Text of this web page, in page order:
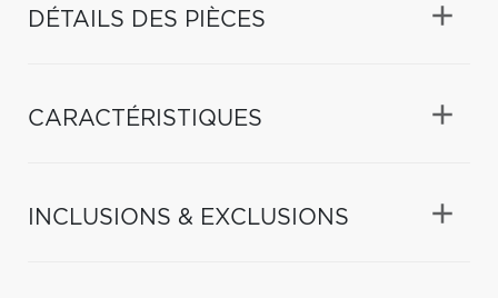
DÉTAILS DES PIÈCES
CARACTÉRISTIQUES
INCLUSIONS & EXCLUSIONS